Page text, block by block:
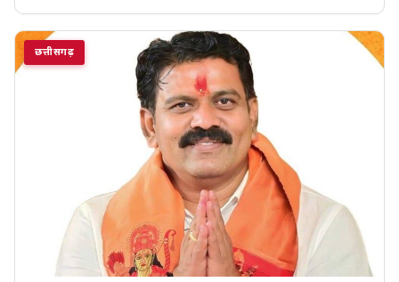
छत्तीसगढ़